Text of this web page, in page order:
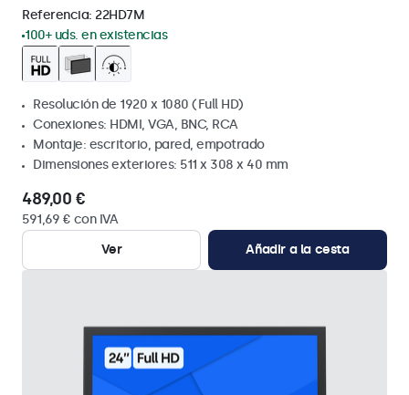
Referencia: 22HD7M
100+ uds. en existencias
Resolución de 1920 x 1080 (Full HD)
Conexiones: HDMI, VGA, BNC, RCA
Montaje: escritorio, pared, empotrado
Dimensiones exteriores: 511 x 308 x 40 mm
489,00 €
591,69 € con IVA
Ver
Añadir a la cesta